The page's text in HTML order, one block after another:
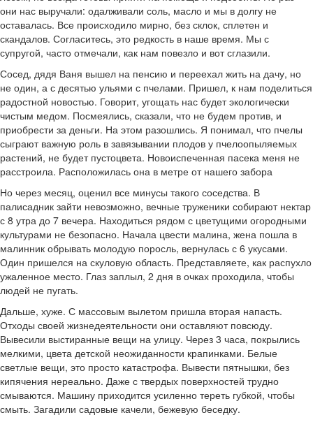
они нас выручали: одалживали соль, масло и мы в долгу не
оставалась. Все происходило мирно, без склок, сплетен и
скандалов. Согласитесь, это редкость в наше время. Мы с
супругой, часто отмечали, как нам повезло и вот сглазили.
Сосед, дядя Ваня вышел на пенсию и переехал жить на дачу, но
не один, а с десятью ульями с пчелами. Пришел, к нам поделиться
радостной новостью. Говорит, угощать нас будет экологически
чистым медом. Посмеялись, сказали, что не будем против, и
приобрести за деньги. На этом разошлись. Я понимал, что пчелы
сыграют важную роль в завязывании плодов у пчелоопыляемых
растений, не будет пустоцвета. Новоиспеченная пасека меня не
расстроила. Расположилась она в метре от нашего забора
Но через месяц, оценил все минусы такого соседства. В
палисадник зайти невозможно, вечные труженики собирают нектар
с 8 утра до 7 вечера. Находиться рядом с цветущими огородными
культурами не безопасно. Начала цвести малина, жена пошла в
малинник обрывать молодую поросль, вернулась с 6 укусами.
Один пришелся на скуловую область. Представляете, как распухло
ужаленное место. Глаз заплыл, 2 дня в очках проходила, чтобы
людей не пугать.
Дальше, хуже. С массовым вылетом пришла вторая напасть.
Отходы своей жизнедеятельности они оставляют повсюду.
Вывесили выстиранные вещи на улицу. Через 3 часа, покрылись
мелкими, цвета детской неожиданности крапинками. Белые
светлые вещи, это просто катастрофа. Вывести пятнышки, без
кипячения нереально. Даже с твердых поверхностей трудно
смываются. Машину приходится усиленно тереть губкой, чтобы
смыть. Загадили садовые качели, бежевую беседку.